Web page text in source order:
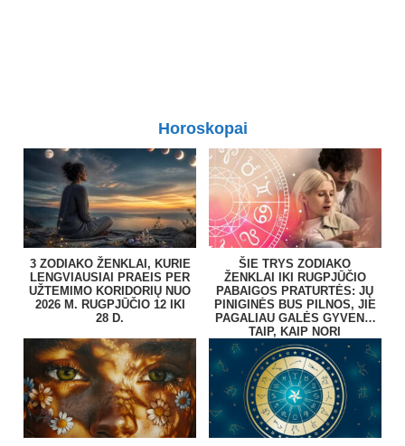
Horoskopai
3 ZODIAKO ŽENKLAI, KURIE
LENGVIAUSIAI PRAEIS PER
UŽTEMIMO KORIDORIŲ NUO
2026 M. RUGPJŪČIO 12 IKI
28 D.
ŠIE TRYS ZODIAKO
ŽENKLAI IKI RUGPJŪČIO
PABAIGOS PRATURTĖS: JŲ
PINIGINĖS BUS PILNOS, JIE
PAGALIAU GALĖS GYVENTI
TAIP, KAIP NORI